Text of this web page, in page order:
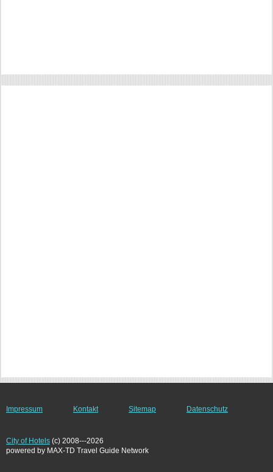
Impressum Kontakt Sitemap Datenschutz
City of Hotels (c) 2008---2026
powered by MAX-TD Travel Guide Network